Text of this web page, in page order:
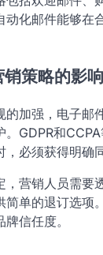
，还能提升营销
用增长
得电子邮件营
条件，营销人员
增强用户体验。
括欢迎邮件、
动化邮件能够在
策略的影响